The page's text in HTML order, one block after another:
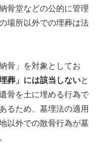
骨堂などの公的に管理
場所以外での埋葬は法
骨」を対象としてお
葬」には該当しないと
骨を土に埋める行為で
るため、墓埋法の適用
以外での散骨行為が墓